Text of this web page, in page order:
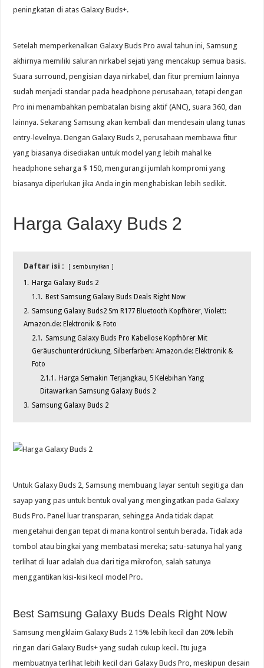
peningkatan di atas Galaxy Buds+.
Setelah memperkenalkan Galaxy Buds Pro awal tahun ini, Samsung
akhirnya memiliki saluran nirkabel sejati yang mencakup semua basis.
Suara surround, pengisian daya nirkabel, dan fitur premium lainnya
sudah menjadi standar pada headphone perusahaan, tetapi dengan
Pro ini menambahkan pembatalan bising aktif (ANC), suara 360, dan
lainnya. Sekarang Samsung akan kembali dan mendesain ulang tunas
entry-levelnya. Dengan Galaxy Buds 2, perusahaan membawa fitur
yang biasanya disediakan untuk model yang lebih mahal ke
headphone seharga $ 150, mengurangi jumlah kompromi yang
biasanya diperlukan jika Anda ingin menghabiskan lebih sedikit.
Harga Galaxy Buds 2
Daftar isi : sembunyikan
1. Harga Galaxy Buds 2
1.1. Best Samsung Galaxy Buds Deals Right Now
2. Samsung Galaxy Buds2 Sm R177 Bluetooth Kopfhörer, Violett:
Amazon.de: Elektronik & Foto
2.1. Samsung Galaxy Buds Pro Kabellose Kopfhörer Mit
Geräuschunterdrückung, Silberfarben: Amazon.de: Elektronik &
Foto
2.1.1. Harga Semakin Terjangkau, 5 Kelebihan Yang
Ditawarkan Samsung Galaxy Buds 2
3. Samsung Galaxy Buds 2
Untuk Galaxy Buds 2, Samsung membuang layar sentuh segitiga dan
sayap yang pas untuk bentuk oval yang mengingatkan pada Galaxy
Buds Pro. Panel luar transparan, sehingga Anda tidak dapat
mengetahui dengan tepat di mana kontrol sentuh berada. Tidak ada
tombol atau bingkai yang membatasi mereka; satu-satunya hal yang
terlihat di luar adalah dua dari tiga mikrofon, salah satunya
menggantikan kisi-kisi kecil model Pro.
Best Samsung Galaxy Buds Deals Right Now
Samsung mengklaim Galaxy Buds 2 15% lebih kecil dan 20% lebih
ringan dari Galaxy Buds+ yang sudah cukup kecil. Itu juga
membuatnya terlihat lebih kecil dari Galaxy Buds Pro, meskipun desain